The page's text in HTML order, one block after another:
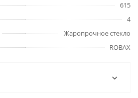
615
4
Жаропрочное стекло
ROBAX